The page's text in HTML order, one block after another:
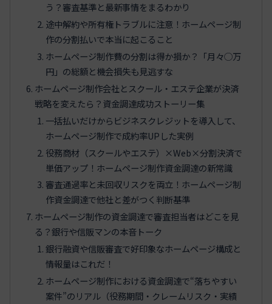
う？審査基準と最新事情をまるわかり
途中解約や所有権トラブルに注意！ホームページ制
作の分割払いで本当に起こること
ホームページ制作費の分割は得か損か？「月々◯万
円」の総額と機会損失も見逃すな
ホームページ制作会社とスクール・エステ企業が決済
戦略を変えたら？資金調達成功ストーリー集
一括払いだけからビジネスクレジットを導入して、
ホームページ制作で成約率UPした実例
役務商材（スクールやエステ）×Web×分割決済で
単価アップ！ホームページ制作資金調達の新常識
審査通過率と未回収リスクを両立！ホームページ制
作資金調達で他社と差がつく判断基準
ホームページ制作の資金調達で審査担当者はどこを見
る？銀行や信販マンの本音トーク
銀行融資や信販審査で好印象なホームページ構成と
情報量はこれだ！
ホームページ制作における資金調達で“落ちやすい
案件”のリアル（役務期間・クレームリスク・実績